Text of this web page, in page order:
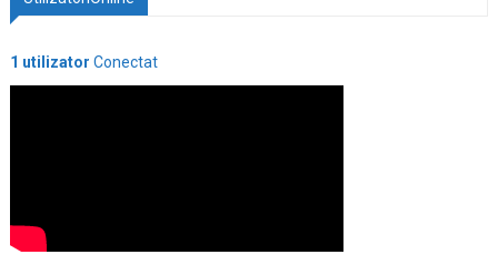
1 utilizator Conectat